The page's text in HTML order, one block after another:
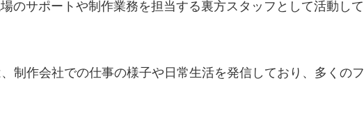
のサポートや制作業務を担当する裏方スタッフとして活動して
制作会社での仕事の様子や日常生活を発信しており、多くのフ